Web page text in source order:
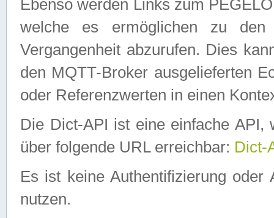
Ebenso werden Links zum
welche es ermöglichen zu den
Vergangenheit abzurufen. Dies
den MQTT-Broker ausgelieferten
oder Referenzwerten in einen
Die Dict-API ist eine einfache API,
über folgende URL erreichbar: Dict-
Es ist keine Authentifizierung
nutzen.